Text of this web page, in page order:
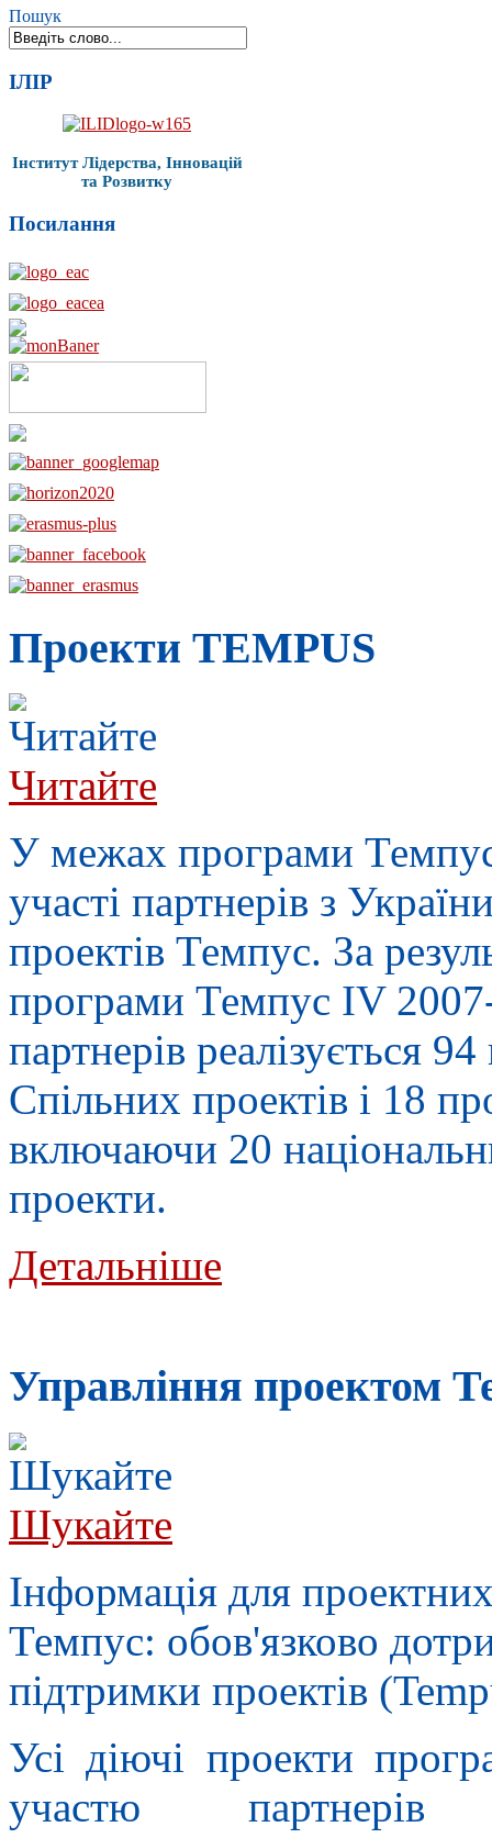
Пошук
ІЛІР
Інститут Лідерства, Інновацій
та Розвитку
Посилання
Проекти TEMPUS
Читайте
У межах програми
участі партнерів з
проектів Темпус. За
програми Темпус IV
партнерів реалізується
Спільних проектів і 18
включаючи 20
проекти.
Детальніше
Управлiння проектом
Шукайте
Інформація для
Темпус: обов'язково
підтримки проектів
Усі діючі проекти
участю